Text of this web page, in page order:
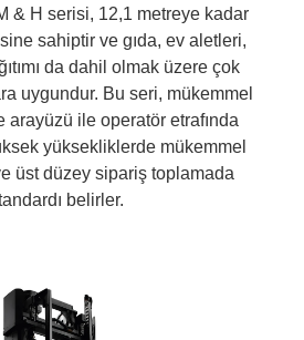
& H serisi, 12,1 metreye kadar
sahiptir ve gıda, ev aletleri,
da dahil olmak üzere çok
uygundur. Bu seri, mükemmel
arayüzü ile operatör etrafında
yüksekliklerde mükemmel
üst düzey sipariş toplamada
belirler.